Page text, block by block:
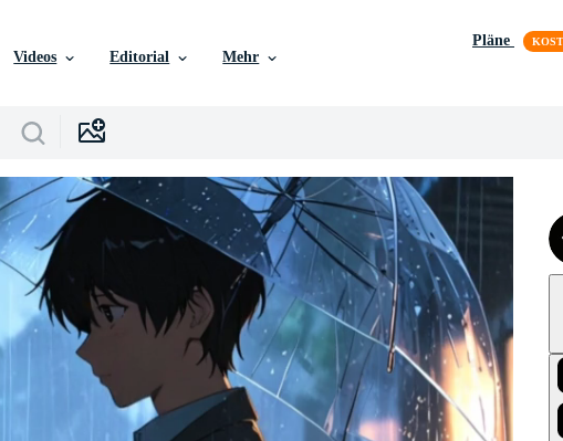
Videos Editorial Mehr
Pläne